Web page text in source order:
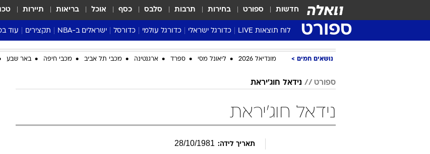
חדשות ספורט בחירות תרבות סלבס כסף אוכל בריאות תיירות
ספורט לוח תוצאות LIVE כדורגל ישראלי
ליגת העל Winner
שגרירים
נבחרות ישראל
ליגה לאומית
כדורגל עולמי
ליגה אנגלית
ליגת האלופות
הליגה האירופית
כדורסל
ליגת העל
כדורסל נשים
ישראלים ב-NBA
דני אבדיה
תקצירים עוד
מונדיאל
NBA
אבא
נושאים חמים מונדיאל 2026 ליאונל מסי ספרד ארגנטינה מכבי תל אביב מכבי חיפה באר שבע
ספורט נידאל חוג'יראת
נידאל חוג'יראת
תאריך לידה: 28/10/1981